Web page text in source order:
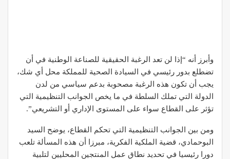
وأبرز أنه “إذا لن تعد الرغبة الحقيقية للصناعة الوطنية في أن
تضطلع بدور رئيسي في السيادة الصحية للمملكة محل أي شك،
يجب أن تكون هذه الرغبة مصحوبة بدعم سياسي من لدن
الدولة التي تملك السلطة في ما يخص الجوانب التنظيمية التي
تؤثر على القطاع سواء على المستوى الإداري أو التشريعي”.
ومن بين الجوانب التنظيمية التي تحكم القطاع، يوضح السيد
البوحمادي، قضية الملكية الفكرية، مبرزا أن هذه المسألة تلعب
دورا رئيسيا في تحديد نطاق عمل المنتجين المحليين لتلبية